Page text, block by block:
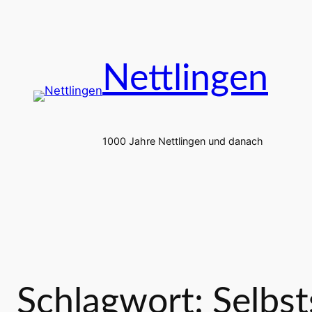
Nettlingen
1000 Jahre Nettlingen und danach
Schlagwort: